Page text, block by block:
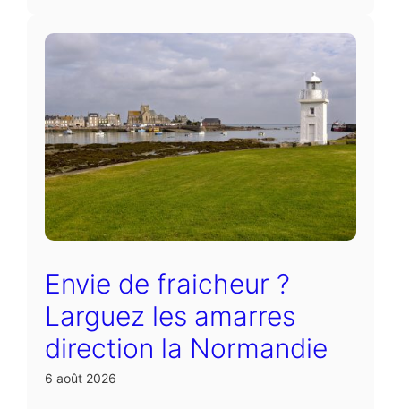
Envie de fraicheur ?
Larguez les amarres
direction la Normandie
6 août 2026